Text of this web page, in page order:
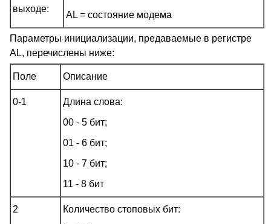
выходе:
AL = состояние модема
Параметры инициализации, предаваемые в регистре
AL, перечислены ниже:
Поле Описание
0-1
Длина слова:
00 - 5 бит;
01 - 6 бит;
10 - 7 бит;
11 - 8 бит
2
Количество стоповых бит: